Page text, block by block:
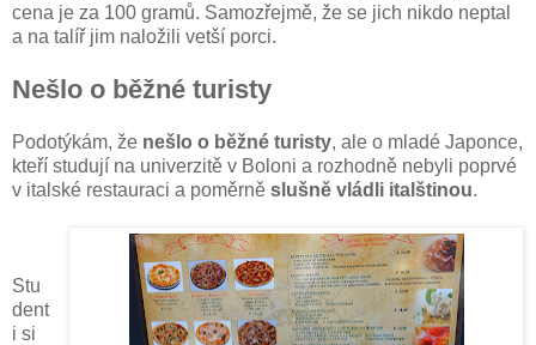
cena je za 100 gramů. Samozřejmě, že se jich nikdo neptal
a na talíř jim naložili vetší porci.
Nešlo o běžné turisty
Podotýkám, že nešlo o běžné turisty, ale o mladé Japonce,
kteří studují na univerzitě v Boloni a rozhodně nebyli poprvé
v italské restauraci a poměrně slušně vládli italštinou.
Stu
dent
i si